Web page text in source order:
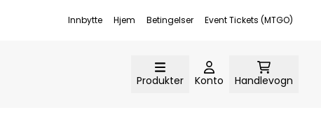
Innbytte Hjem Betingelser Event Tickets (MTGO)
Produkter Konto Handlevogn